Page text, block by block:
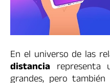
En el universo de las
distancia
grandes, pero